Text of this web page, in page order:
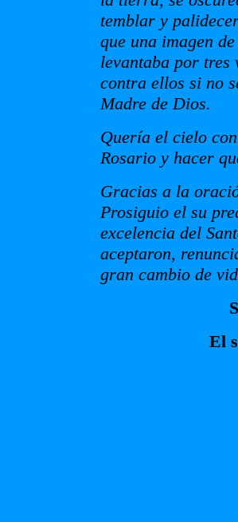
temblar y
que una imagen
levantaba por tres
contra ellos si no
Madre de Dios.
Quería el cielo
Rosario y hacer
Gracias a la
Prosiguio el su
excelencia del
aceptaron,
gran cambio de
El